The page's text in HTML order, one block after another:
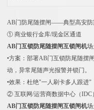
AB门防尾随摆闸——典型高安防
① 商业银行金库/现金区通道
AB门互锁防尾随摆闸互锁闸机
•方案：部署AB门互锁防尾随
动，异常尾随声光报警并锁门。
•效果：杜绝"一人刷卡多人跟进
② 互联网/运营商数据中心（IDC
AB门互锁防尾随摆闸互锁闸机